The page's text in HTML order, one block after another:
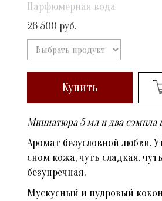
Парфюмерная вода
26 500 руб.
Купить
Миниатюра 5 мл и два сэмпла
Аромат безусловной любви.
сном кожа, чуть сладкая,
безупречная.
Мускусный и пудровый